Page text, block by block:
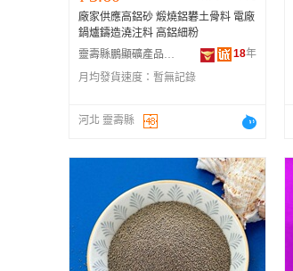
廠家供應高鋁砂 煅燒鋁礬土骨料 電廠
鍋爐鑄造澆注料 高鋁細粉
靈壽縣鵬顯礦產品加工廠
18年
月均發貨速度： 暫無記錄
河北 靈壽縣